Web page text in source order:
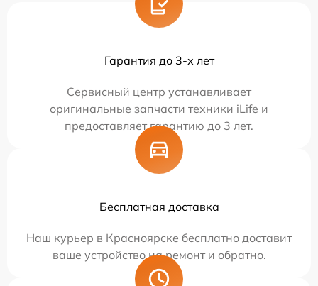
Гарантия до 3-х лет
Сервисный центр устанавливает
оригинальные запчасти техники iLife и
предоставляет гарантию до 3 лет.
Бесплатная доставка
Наш курьер в Красноярске бесплатно доставит
ваше устройство на ремонт и обратно.